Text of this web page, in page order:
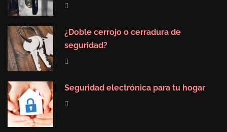
¿Doble cerrojo o cerradura de
seguridad?
Seguridad electrónica para tu hogar